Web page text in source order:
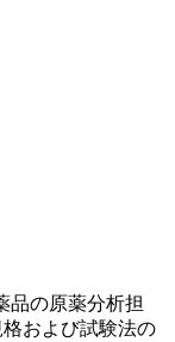
品の原薬分析担
および試験法の